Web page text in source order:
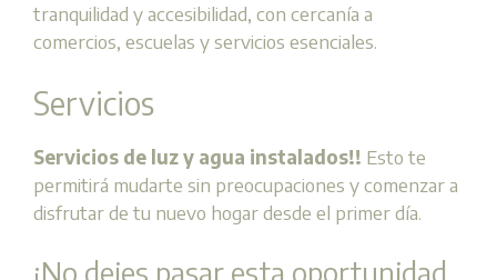
tranquilidad y accesibilidad, con cercanía a
comercios, escuelas y servicios esenciales.
Servicios
Servicios de luz y agua instalados!! Esto te
permitirá mudarte sin preocupaciones y comenzar a
disfrutar de tu nuevo hogar desde el primer día.
¡No dejes pasar esta oportunidad